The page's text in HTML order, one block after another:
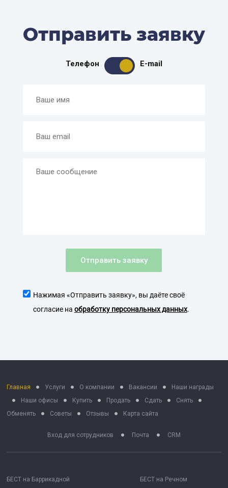
Отправить заявку
Телефон E-mail
Отправить заявку
Нажимая «Отправить заявку», вы даёте своё
согласие на обработку персональных данных.
Главная Услуги О компании Вакансии
Наши награды
Наши офисы
Купить Продать Сдать
Снять
Обменять
Советы Отзывы Карта сайта
Вход для сотрудников Почта CRM
БЕСТ на Баррикадной БЕСТ на Речном